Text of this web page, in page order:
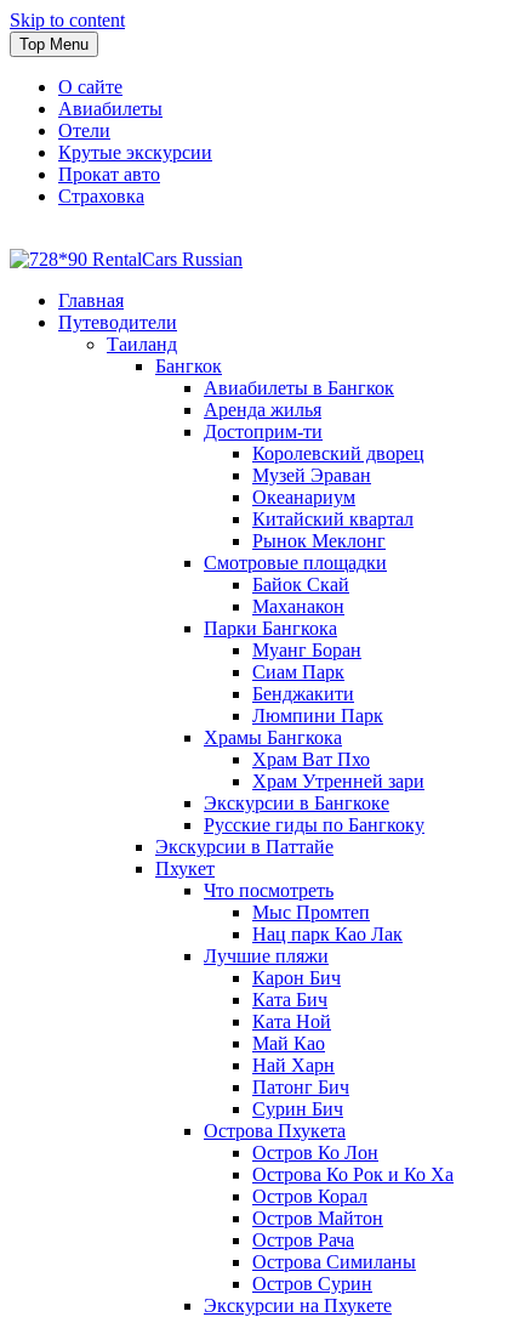
Skip to content
Top Menu
О сайте
Авиабилеты
Отели
Крутые экскурсии
Прокат авто
Страховка
Travel or Die
Cайт, который всегда с тобой
Главная
Путеводители
Таиланд
Бангкок
Авиабилеты в Бангкок
Аренда жилья
Достоприм-ти
Королевский дворец
Музей Эраван
Океанариум
Китайский квартал
Рынок Меклонг
Смотровые площадки
Байок Скай
Маханакон
Парки Бангкока
Муанг Боран
Сиам Парк
Бенджакити
Люмпини Парк
Храмы Бангкока
Храм Ват Пхо
Храм Утренней зари
Экскурсии в Бангкоке
Русские гиды по Бангкоку
Экскурсии в Паттайе
Пхукет
Что посмотреть
Мыс Промтеп
Нац парк Као Лак
Лучшие пляжи
Карон Бич
Ката Бич
Ката Ной
Май Као
Най Харн
Патонг Бич
Сурин Бич
Острова Пхукета
Остров Ко Лон
Острова Ко Рок и Ко Ха
Остров Корал
Остров Майтон
Остров Рача
Острова Симиланы
Остров Сурин
Экскурсии на Пхукете